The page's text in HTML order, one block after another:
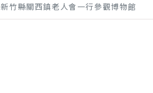
新竹縣關西鎮老人會一行參觀博物館